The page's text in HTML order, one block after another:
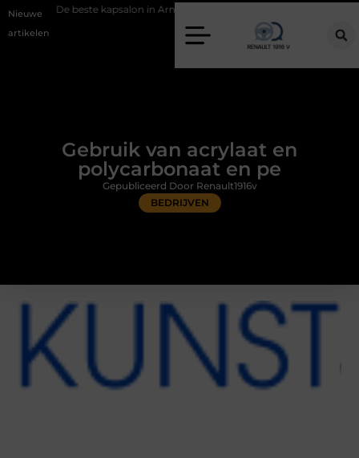
Nieuwe
artikelen
kapsalon in Arnhem: meer dan alleen een knipbeurt
Gebruik van acrylaat en
polycarbonaat en pe
BEDRIJVEN
Gepubliceerd Door Renault1916v